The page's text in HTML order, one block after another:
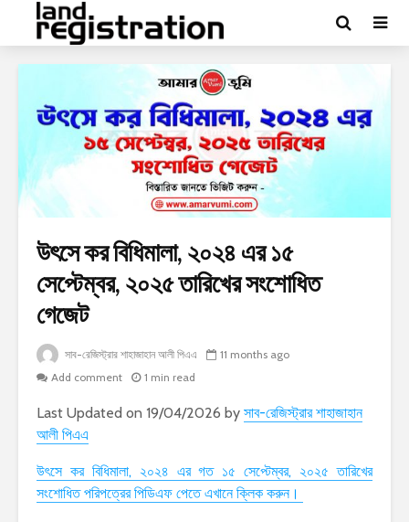
উৎসে কর বিধিমালা, ২০২৪ এর ১৫
সেপ্টেম্বর, ২০২৫ তারিখের সংশোধিত
গেজেট
সাব-রেজিস্ট্রার শাহাজাহান আলী পিএএ
11 months ago
Add comment
1 min read
Last Updated on 19/04/2026 by সাব-রেজিস্ট্রার শাহাজাহান
আলী পিএএ
উৎসে কর বিধিমালা, ২০২৪ এর গত ১৫ সেপ্টেম্বর, ২০২৫ তারিখের
সংশোধিত পরিপত্রের পিডিএফ পেতে এখানে ক্লিক করুন।